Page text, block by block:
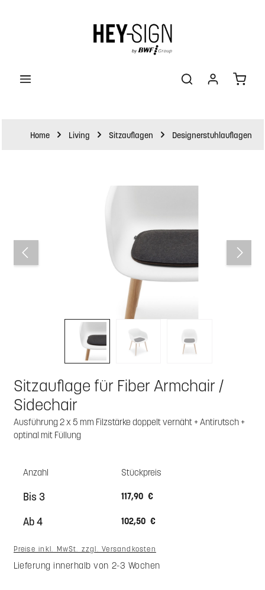
Home Living Sitzauflagen Designerstuhlauflagen
Sitzauflage für Fiber Armchair /
Sidechair
Ausführung 2 x 5 mm Filzstärke doppelt vernäht + Antirutsch +
optinal mit Füllung
Anzahl Stückpreis
Bis 3 117,90 €
Ab4 102,50 €
Preise inkl. MwSt. zzgl. Versandkosten
Lieferung innerhalb von 2-3 Wochen